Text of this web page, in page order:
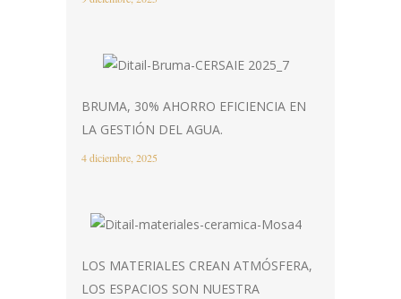
BRUMA, 30% AHORRO EFICIENCIA EN
LA GESTIÓN DEL AGUA.
4 diciembre, 2025
LOS MATERIALES CREAN ATMÓSFERA,
LOS ESPACIOS SON NUESTRA